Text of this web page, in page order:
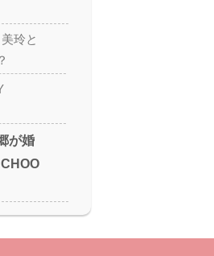
玲と
が婚